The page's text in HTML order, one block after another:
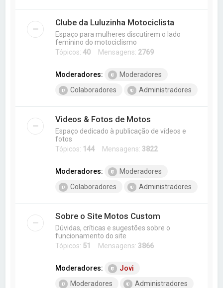
Clube da Luluzinha Motociclista
Espaço para mulheres discutirem o lado
feminino do motociclismo
Tópicos:40 Mensagens: 2769
Moderadores:
Moderadores
Colaboradores
Administradores
Videos & Fotos de Motos
Espaço dedicado à publicação de vídeos e
fotos
Tópicos: 144 Mensagens: 3822
Moderadores:
Moderadores
Colaboradores
Administradores
Sobre o Site Motos Custom
Dúvidas, críticas e sugestões sobre o
funcionamento do site
Tópicos: 51 Mensagens: 3866
Moderadores:
Jovi
Moderadores
Administradores